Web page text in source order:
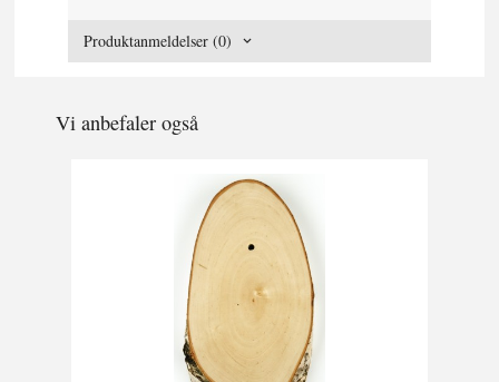
Produktanmeldelser (0)
Vi anbefaler også